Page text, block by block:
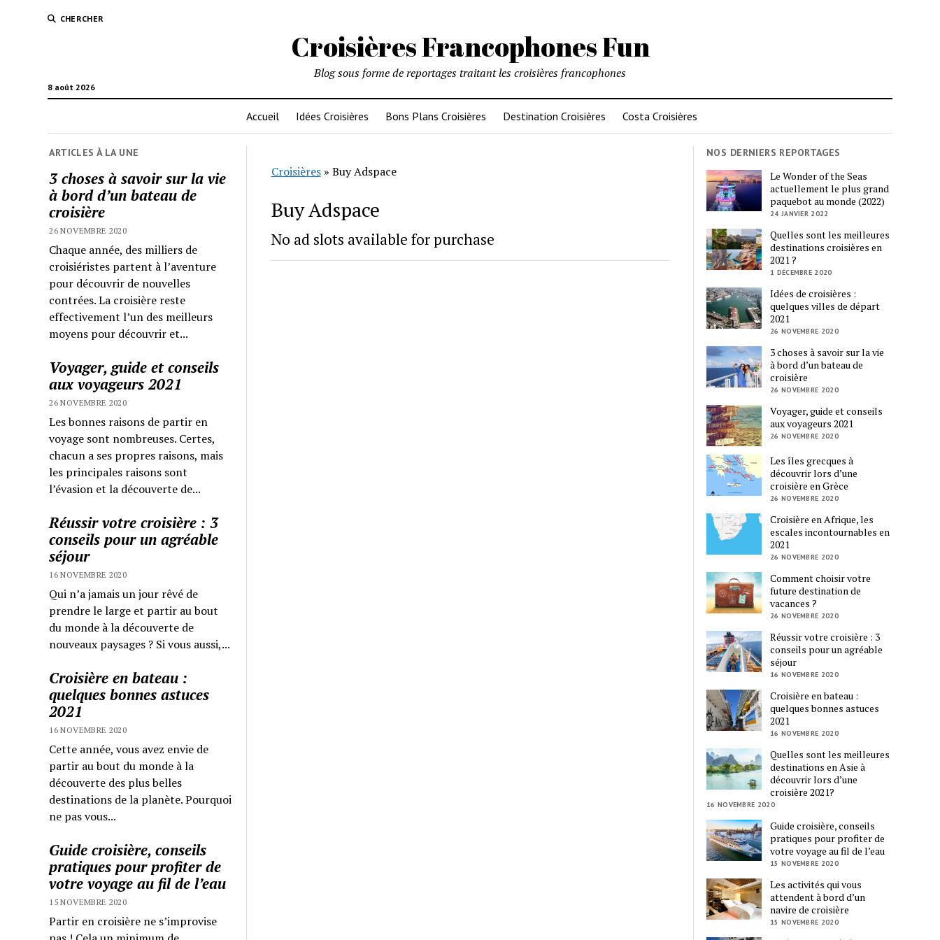
CHERCHER
Croisières Francophones Fun
8 août 2026
Blog sous forme de reportages traitant les croisières francophones
Accueil Idées Croisières Bons Plans Croisières Destination Croisières Costa Croisières
ARTICLES À LA UNE
3 choses à savoir sur la vie
à bord d’un bateau de
croisière
26 NOVEMBRE 2020
Chaque année, des milliers de
croisiéristes partent à l’aventure
pour découvrir de nouvelles
contrées. La croisière reste
effectivement l’un des meilleurs
moyens pour découvrir et...
Voyager, guide et conseils
aux voyageurs 2021
26 NOVEMBRE 2020
Les bonnes raisons de partir en
voyage sont nombreuses. Certes,
chacun a ses propres raisons, mais
les principales raisons sont
l’évasion et la découverte de...
Réussir votre croisière : 3
conseils pour un agréable
séjour
16 NOVEMBRE 2020
Qui n’a jamais un jour rêvé de
prendre le large et partir au bout
du monde à la découverte de
nouveaux paysages ? Si vous aussi,...
Croisière en bateau :
quelques bonnes astuces
2021
16 NOVEMBRE 2020
Cette année, vous avez envie de
partir au bout du monde à la
découverte des plus belles
destinations de la planète. Pourquoi
ne pas vous...
Guide croisière, conseils
pratiques pour profiter de
votre voyage au fil de l’eau
15 NOVEMBRE 2020
Partir en croisière ne s’improvise
Croisières» Buy Adspace
Buy Adspace
No ad slots available for purchase
NOS DERNIERS REPORTAGES
Le Wonder of the Seas
actuellement le plus grand
paquebot au monde (2022)
24 JANVIER 2022
Quelles sont les meilleures
destinations croisières en
2021 ?
1 DÉCEMBRE 2020
Idées de croisières :
quelques villes de départ
2021
26 NOVEMBRE 2020
3 choses à savoir sur la vie
à bord d’un bateau de
croisière
26 NOVEMBRE 2020
Voyager, guide et conseils
aux voyageurs 2021
26 NOVEMBRE 2020
Les îles grecques à
découvrir lors d’une
croisière en Grèce
26 NOVEMBRE 2020
Croisière en Afrique, les
escales incontournables en
2021
26 NOVEMBRE 2020
Comment choisir votre
future destination de
vacances ?
26 NOVEMBRE 2020
Réussir votre croisière : 3
conseils pour un agréable
séjour
16 NOVEMBRE 2020
Croisière en bateau :
quelques bonnes astuces
2021
16 NOVEMBRE 2020
Quelles sont les meilleures
destinations en Asie à
découvrir lors d’une
croisière 2021?
16 NOVEMBRE 2020
Guide croisière, conseils
pratiques pour profiter de
votre voyage au fil de l’eau
15 NOVEMBRE 2020
Les activités qui vous
attendent à bord d’un
navire de croisière
15 NOVEMBRE 2020